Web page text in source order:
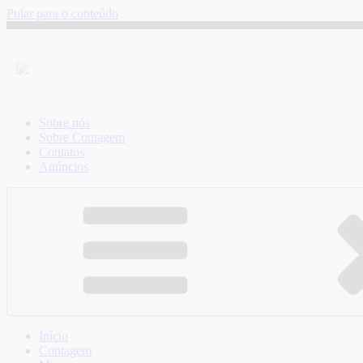
Pular para o conteúdo
Sobre nós
Sobre Contagem
Contatos
Anúncios
Início
Contagem